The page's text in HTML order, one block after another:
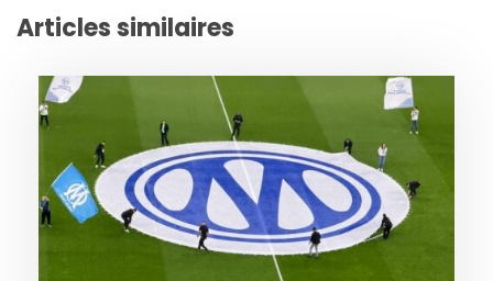
Articles similaires